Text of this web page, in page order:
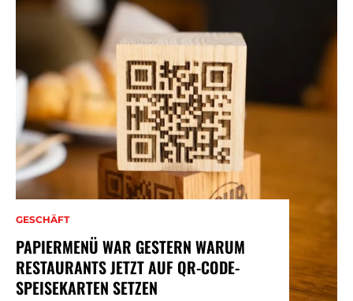
GESCHÄFT
PAPIERMENÜ WAR GESTERN WARUM
RESTAURANTS JETZT AUF QR-CODE-
SPEISEKARTEN SETZEN